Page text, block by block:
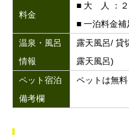
料金
■ 大 人 ：２
■ 一泊料金補
温泉・風呂
情報
露天風呂/
露天風呂)
ペット宿泊
備考欄
ペットは無料